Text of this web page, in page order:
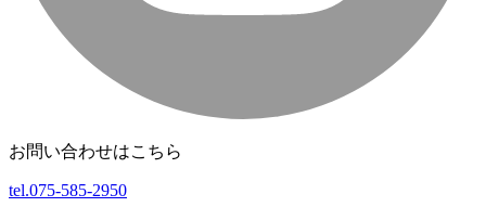
お問い合わせはこちら
tel.075-585-2950